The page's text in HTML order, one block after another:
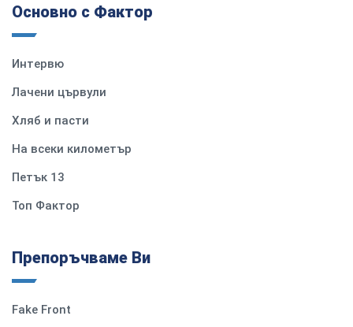
Основно с Фактор
Интервю
Лачени цървули
Хляб и пасти
На всеки километър
Петък 13
Топ Фактор
Препоръчваме Ви
Fake Front